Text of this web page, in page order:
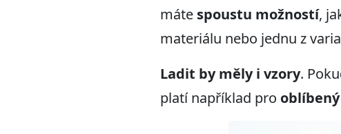
máte spoustu možností,
materiálu nebo jednu z
Ladit by měly i vzory.
platí například pro